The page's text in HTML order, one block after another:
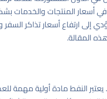
في أسعار المنتجات والخدمات
إلى ارتفاع أسعار تذاكر
المقالة.
النفط مادة أولية مهمة